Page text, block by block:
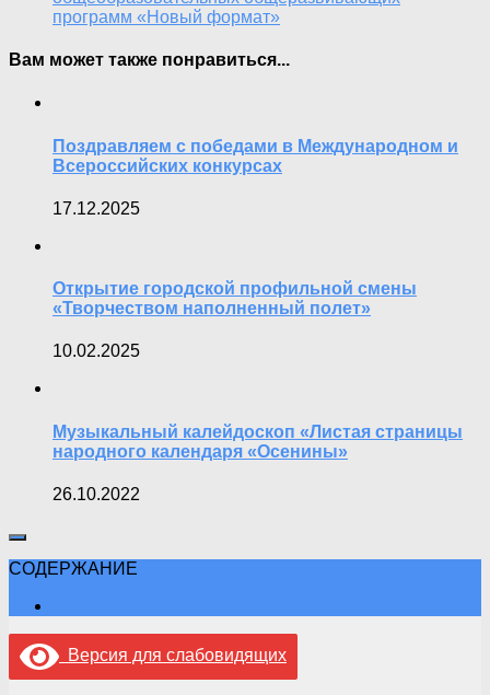
программ «Новый формат»
Вам может также понравиться...
Поздравляем с победами в Международном и
Всероссийских конкурсах
17.12.2025
Открытие городской профильной смены
«Творчеством наполненный полет»
10.02.2025
Музыкальный калейдоскоп «Листая страницы
народного календаря «Осенины»
26.10.2022
СОДЕРЖАНИЕ
Версия для слабовидящих